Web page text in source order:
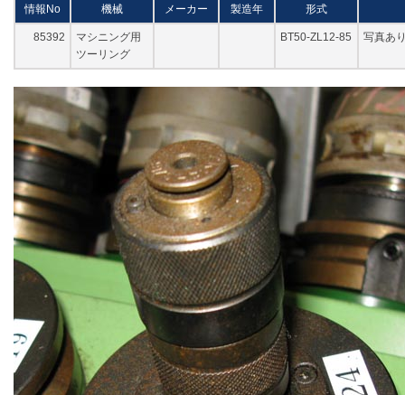
情報No 機械 メーカー 製造年 形式
85392
マシニング用
ツーリング
BT50-ZL12-85 写真あ